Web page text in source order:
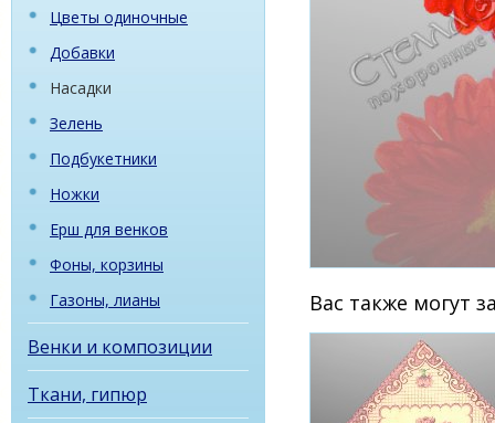
Цветы одиночные
Добавки
Насадки
Зелень
Подбукетники
Ножки
Ерш для венков
Фоны, корзины
Газоны, лианы
Венки и композиции
Ткани, гипюр
Вас также могут